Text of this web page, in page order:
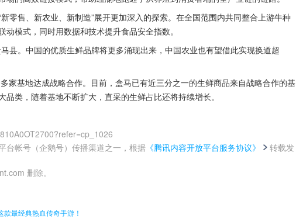
零售、新农业、新制造”展开更加深入的探索。在全国范围内共同整合上游牛种
模式，同时用数据和技术提升食品安全指数。
县。中国的优质生鲜品牌将更多涌现出来，中国农业也有望借此实现换道超
家基地达成战略合作。目前，盒马已有近三分之一的生鲜商品来自战略合作的基
类，随着基地不断扩大，直采的生鲜占比还将持续增长。
台帐号（企鹅号）传播渠道之一，根据 《腾讯内容开放平台服务协议》
转载发
删除。
最经典热血传奇手游！